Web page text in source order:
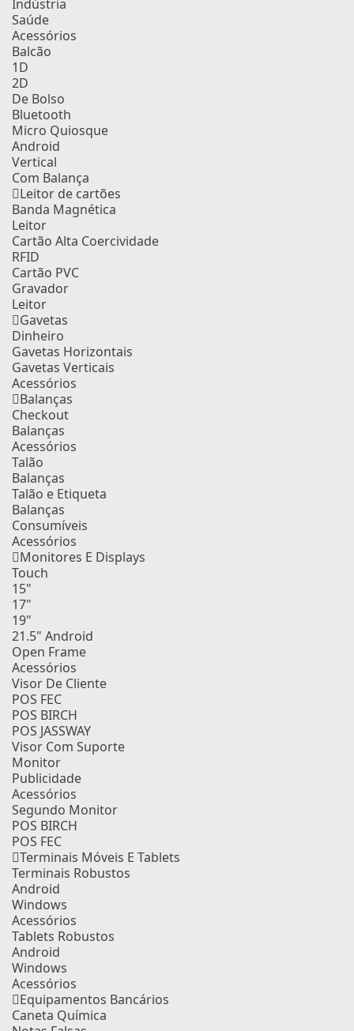
Indústria
Saúde
Acessórios
Balcão
1D
2D
De Bolso
Bluetooth
Micro Quiosque
Android
Vertical
Com Balança
Leitor de cartões
Banda Magnética
Leitor
Cartão Alta Coercividade
RFID
Cartão PVC
Gravador
Leitor
Gavetas
Dinheiro
Gavetas Horizontais
Gavetas Verticais
Acessórios
Balanças
Checkout
Balanças
Acessórios
Talão
Balanças
Talão e Etiqueta
Balanças
Consumíveis
Acessórios
Monitores E Displays
Touch
15"
17"
19"
21.5" Android
Open Frame
Acessórios
Visor De Cliente
POS FEC
POS BIRCH
POS JASSWAY
Visor Com Suporte
Monitor
Publicidade
Acessórios
Segundo Monitor
POS BIRCH
POS FEC
Terminais Móveis E Tablets
Terminais Robustos
Android
Windows
Acessórios
Tablets Robustos
Android
Windows
Acessórios
Equipamentos Bancários
Caneta Química